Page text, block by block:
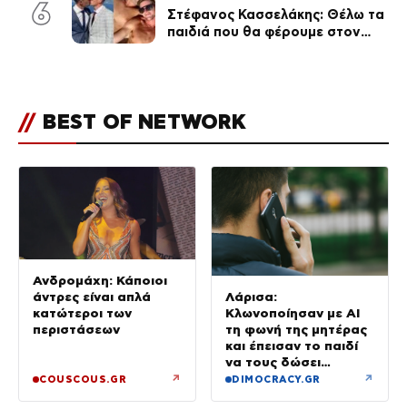
6
Στέφανος Κασσελάκης: Θέλω τα
παιδιά που θα φέρουμε στον
// BEST OF NETWORK
Ανδρομάχη: Κάποιοι
άντρες είναι απλά
κατώτεροι των
περιστάσεων
COUSCOUS.GR ↗
Λάρισα:
Κλωνοποίησαν με AI
τη φωνή της μητέρας
και έπεισαν το παιδί
να τους δώσει
χρήματα και
DIMOCRACY.GR ↗